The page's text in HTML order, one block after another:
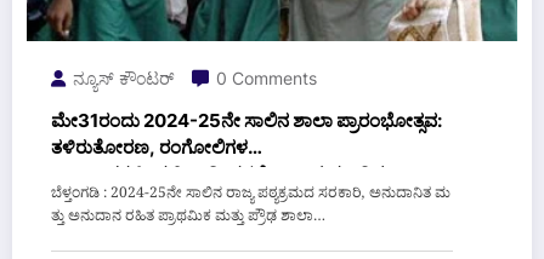
ನ್ಯೂಸ್ ಕೌಂಟರ್ 0 Comments
ಮೇ31ರಂದು 2024-25ನೇ ಸಾಲಿನ ಶಾಲಾ ಪ್ರಾರಂಭೋತ್ಸವ:
ತಳಿರುತೋರಣ, ರಂಗೋಲಿಗಳ
ಅಲಂಕಾರಗಳಿಂದ ವಿದ್ಯಾರ್ಥಿಗಳಲ್ಲಿ ಉತ್ಸಾಹ ಮೂಡಿಸಲು
ತಯಾರಿ
ಬೆಳ್ತಂಗಡಿ : 2024-25ನೇ ಸಾಲಿನ ರಾಜ್ಯ ಪಠ್ಯಕ್ರಮದ ಸರಕಾರಿ, ಅನುದಾನಿತ ಮ
ತ್ತು ಅನುದಾನ ರಹಿತ ಪ್ರಾಥಮಿಕ ಮತ್ತು ಪ್ರೌಢ ಶಾಲಾ…